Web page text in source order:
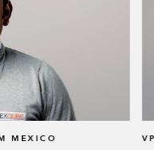
MEXICO